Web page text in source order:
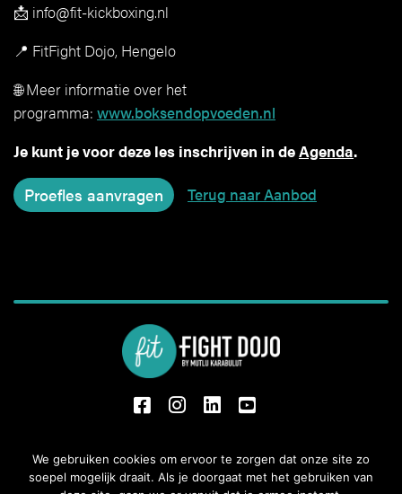
📩 info@fit-kickboxing.nl
📍 FitFight Dojo, Hengelo
🌐 Meer informatie over het
programma: www.boksendopvoeden.nl
Je kunt je voor deze les inschrijven in deAgenda.
Terug naar Aanbod
fb InstaLi Yt
Oude Boekeloseweg 31,
7553 DS Hengelo
We gebruiken cookies om ervoor te zorgen dat onze site zo
soepel mogelijk draait. Als je doorgaat met het gebruiken van